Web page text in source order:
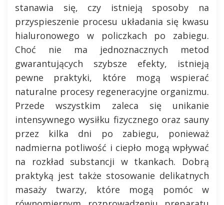
stanawia się, czy istnieją sposoby na
przyspieszenie procesu układania się kwasu
hialuronowego w policzkach po zabiegu.
Choć nie ma jednoznacznych metod
gwarantujących szybsze efekty, istnieją
pewne praktyki, które mogą wspierać
naturalne procesy regeneracyjne organizmu.
Przede wszystkim zaleca się unikanie
intensywnego wysiłku fizycznego oraz sauny
przez kilka dni po zabiegu, ponieważ
nadmierna potliwość i ciepło mogą wpływać
na rozkład substancji w tkankach. Dobrą
praktyką jest także stosowanie delikatnych
masaży twarzy, które mogą pomóc w